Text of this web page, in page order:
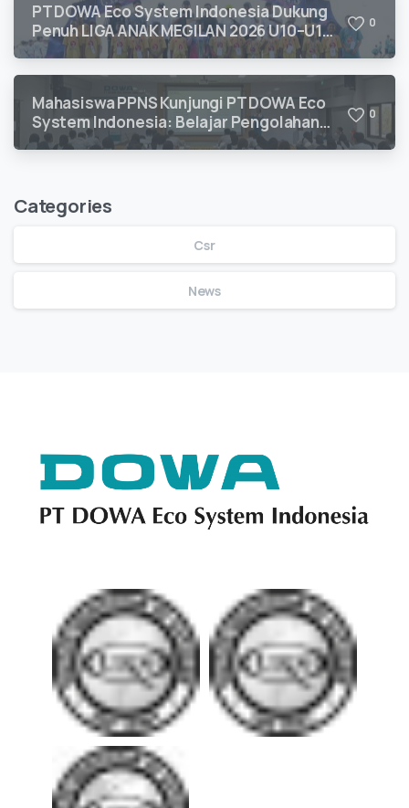
PT DOWA Eco System Indonesia Dukung
Penuh LIGA ANAK MEGILAN 2026 U10–U12
untuk Pengembangan Talenta Sepak Bola
0
Mahasiswa PPNS Kunjungi PT DOWA Eco
System Indonesia: Belajar Pengolahan
Limbah B3 Langsung dari Ahlinya
0
Categories
Csr
News